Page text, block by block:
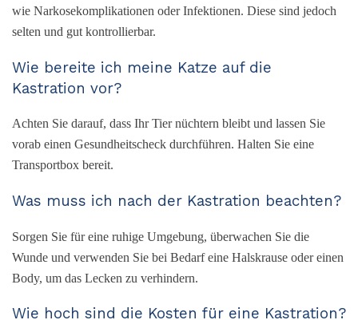
wie Narkosekomplikationen oder Infektionen. Diese sind jedoch
selten und gut kontrollierbar.
Wie bereite ich meine Katze auf die
Kastration vor?
Achten Sie darauf, dass Ihr Tier nüchtern bleibt und lassen Sie
vorab einen Gesundheitscheck durchführen. Halten Sie eine
Transportbox bereit.
Was muss ich nach der Kastration beachten?
Sorgen Sie für eine ruhige Umgebung, überwachen Sie die
Wunde und verwenden Sie bei Bedarf eine Halskrause oder einen
Body, um das Lecken zu verhindern.
Wie hoch sind die Kosten für eine Kastration?